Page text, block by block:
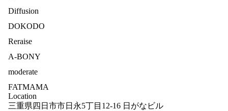
Diffusion
DOKODO
Reraise
A-BONY
moderate
FATMAMA
Location
三重県四日市市日永5丁目12-16 日がなビル